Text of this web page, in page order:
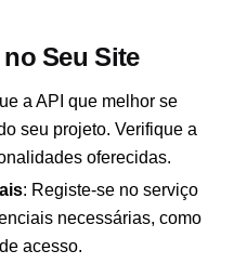
Seu Site
a API que melhor se
seu projeto. Verifique a
oferecidas.
: Registe-se no serviço
necessárias, como
acesso.